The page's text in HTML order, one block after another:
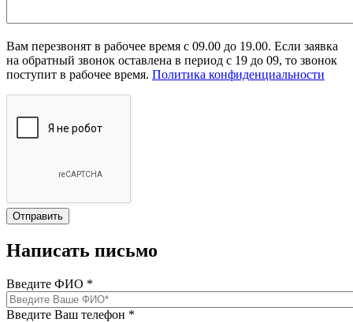
Вам перезвонят в рабочее время с 09.00 до 19.00. Если заявка
на обратный звонок оставлена в период с 19 до 09, то звонок
поступит в рабочее время. Политика конфиденциальности
Написать письмо
Введите ФИО *
Введите Ваш телефон *